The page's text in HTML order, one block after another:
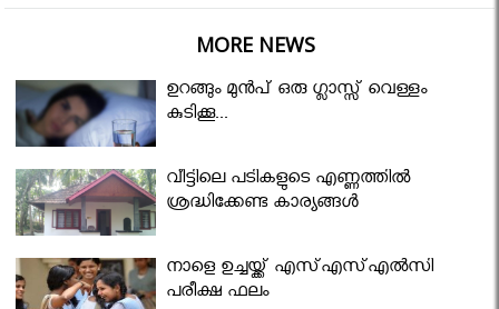
MORE NEWS
ഉറങ്ങും മുന്‍പ് ഒരു ഗ്ലാസ്സ് വെള്ളം
കുടിക്കൂ...
വീട്ടിലെ പടികളുടെ എണ്ണത്തിൽ
ശ്രദ്ധിക്കേണ്ട കാര്യങ്ങൾ
നാളെ ഉച്ചയ്ക്ക് എസ്എസ്എല്‍സി
പരീക്ഷ ഫലം